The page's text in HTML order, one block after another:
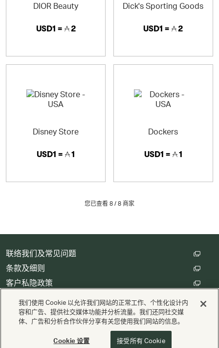
DIOR Beauty
USD1 = 2
Dick's Sporting Goods
USD1 = 2
Disney Store
USD1 = 1
Dockers
USD1 = 1
您已查看 8 / 8 商家
联络我们及常见问题
条款及细则
客户私隐政策
数码存根设定
版权 © Cathay Pacific Airways Limited 國泰航空有限公司
Valuedynamx
我们使用 Cookie 以允许我们网站的正常工作、个性化设计内
容和广告、提供社交媒体功能并分析流量。我们还同社交媒
体、广告和分析合作伙伴分享有关您使用我们网站的信息。
Cookie 设置 接受所有 Cookie